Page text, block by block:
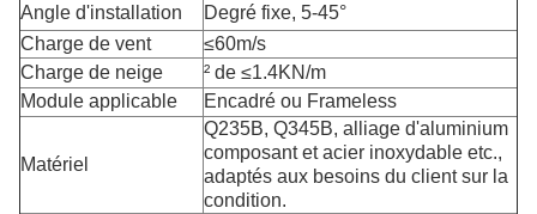
Angle d'installation
Degré fixe, 5-45°
Charge de vent
≤60m/s
Charge de neige
² de ≤1.4KN/m
Module applicable
Encadré ou Frameless
Matériel
Q235B, Q345B, alliage d'aluminium
composant et acier inoxydable etc.,
adaptés aux besoins du client sur la
condition.